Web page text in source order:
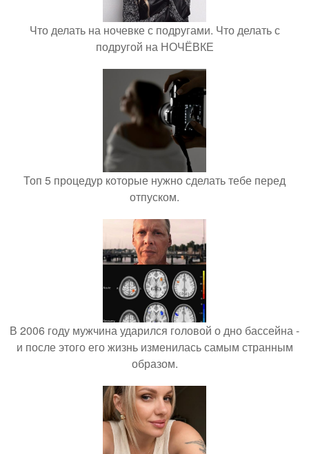
Что делать на ночевке с подругами. Что делать с
подругой на НОЧЁВКЕ
Топ 5 процедур которые нужно сделать тебе перед
отпуском.
В 2006 году мужчина ударился головой о дно бассейна -
и после этого его жизнь изменилась самым странным
образом.